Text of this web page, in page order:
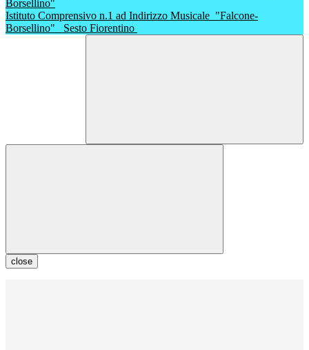
Istituto Comprensivo n.1 ad Indirizzo Musicale "Falcone-
Borsellino"
Sesto Fiorentino
close